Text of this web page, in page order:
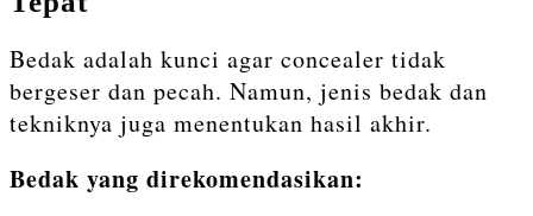
Bedak adalah kunci agar concealer tidak
bergeser dan pecah. Namun, jenis bedak dan
tekniknya juga menentukan hasil akhir.
Bedak yang direkomendasikan: